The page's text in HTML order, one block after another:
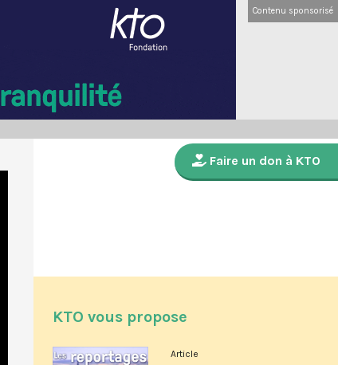
Contenu sponsorisé
Faire un don à KTO
KTO vous propose
Article